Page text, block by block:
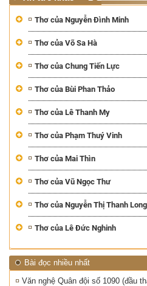
Thơ của Nguyễn Đình Minh
Thơ của Võ Sa Hà
Thơ của Chung Tiến Lực
Thơ của Bùi Phan Thảo
Thơ của Lê Thanh My
Thơ của Phạm Thuý Vinh
Thơ của Mai Thìn
Thơ của Vũ Ngọc Thư
Thơ của Nguyễn Thị Thanh Long
Thơ của Lê Đức Nghinh
Bài đọc nhiều nhất
Văn nghệ Quân đội số 1090 (đầu